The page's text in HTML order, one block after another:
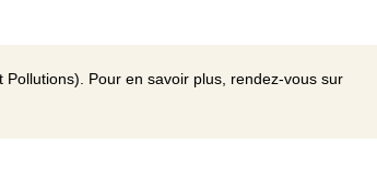
Pour en savoir plus, rendez-vous sur